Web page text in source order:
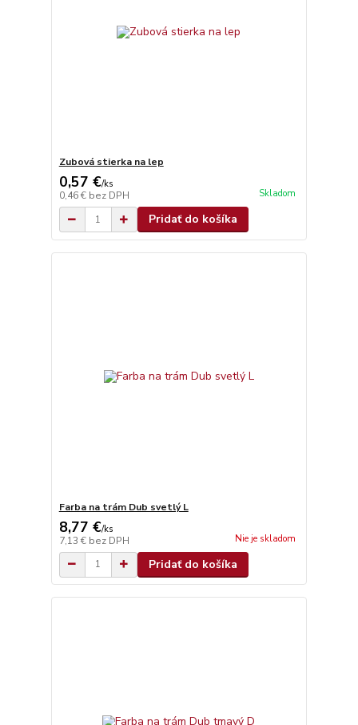
Zubová stierka na lep
0,57 €/ks
0,46 € bez DPH Skladom
Pridať do košíka
Farba na trám Dub svetlý L
8,77 €/ks
7,13 € bez DPH Nie je skladom
Pridať do košíka